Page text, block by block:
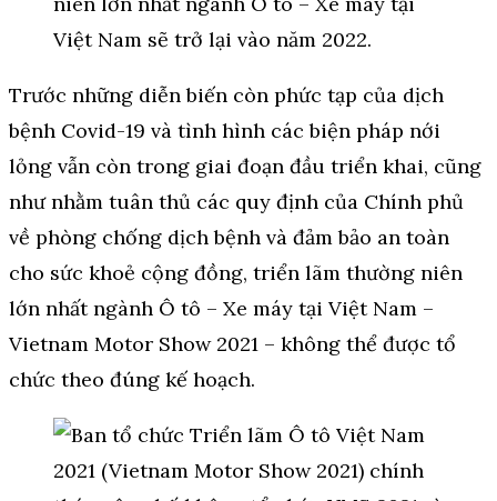
Trước những diễn biến còn phức tạp của dịch
bệnh Covid-19 và tình hình các biện pháp nới
lỏng vẫn còn trong giai đoạn đầu triển khai, cũng
như nhằm tuân thủ các quy định của Chính phủ
về phòng chống dịch bệnh và đảm bảo an toàn
cho sức khoẻ cộng đồng, triển lãm thường niên
lớn nhất ngành Ô tô – Xe máy tại Việt Nam –
Vietnam Motor Show 2021 – không thể được tổ
chức theo đúng kế hoạch.